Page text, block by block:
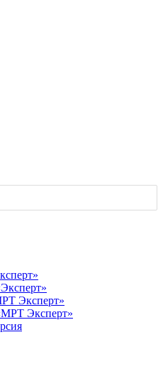
Эксперт»
Эксперт»